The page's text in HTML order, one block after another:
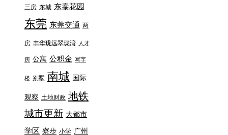
三房 东城 东泰花园
东莞 东莞交通 两
房 丰华珑远翠珑湾 人才
房 公寓 公积金 写字
楼 别墅 南城 国际
观察 土地财政 地铁
城市更新 大都市
学区 寮步 小学 广州